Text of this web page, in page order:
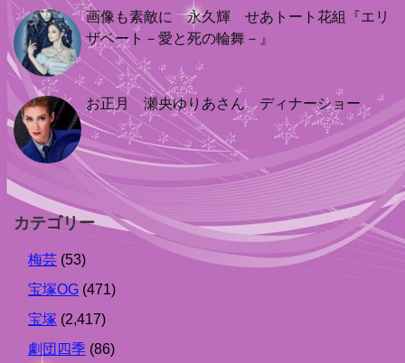
画像も素敵に 永久輝 せあトート花組『エリ
ザベート－愛と死の輪舞－』
お正月 瀬央ゆりあさん ディナーショー
カテゴリー
梅芸 (53)
宝塚OG (471)
宝塚 (2,417)
劇団四季 (86)